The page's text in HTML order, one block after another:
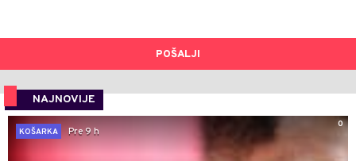
POŠALJI
NAJNOVIJE
0
KOŠARKA
Pre 9 h